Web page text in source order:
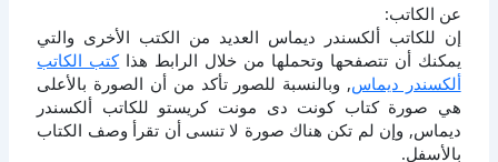
عن الكاتب:
إن للكاتب ألكسندر ديماس العديد من الكتب الأخرى والتي
يمكنك أن تتصفحها وتحملها من خلال الرابط هذاكتب الكاتب
ألكسندر ديماس, وبالنسبة للصور تأكد من أن الصورة بالأعلى
هي صورة كتاب كونت دى مونت كريستو للكاتب ألكسندر
ديماس, وإن لم تكن هناك صورة لا تنسى أن تقرأ وصف الكتاب
بالأسفل.